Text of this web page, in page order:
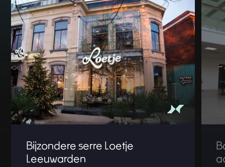
Bijzondere serre Loetje
Leeuwarden